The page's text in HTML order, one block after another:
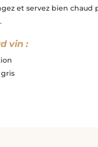
et servez bien chaud
vin :